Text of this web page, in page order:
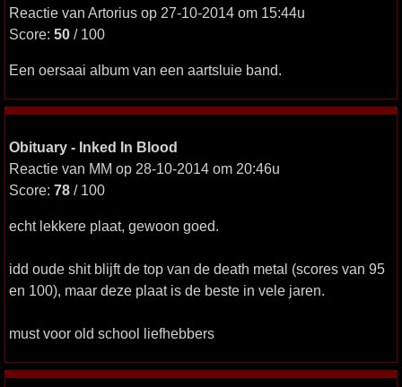
Reactie van Artorius op 27-10-2014 om 15:44u
Score: 50 / 100
Een oersaai album van een aartsluie band.
Obituary - Inked In Blood
Reactie van MM op 28-10-2014 om 20:46u
Score: 78 / 100
echt lekkere plaat, gewoon goed.
idd oude shit blijft de top van de death metal (scores van 95
en 100), maar deze plaat is de beste in vele jaren.
must voor old school liefhebbers